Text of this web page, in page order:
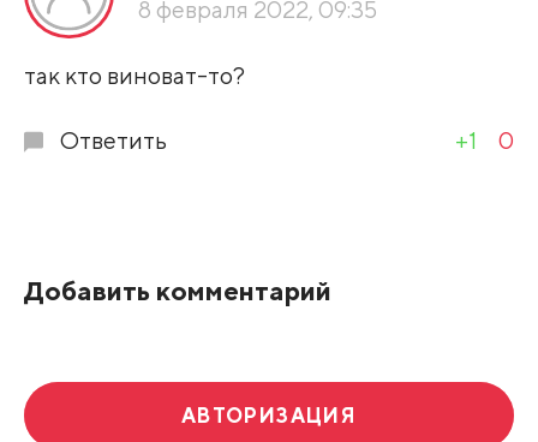
Развернуть все
8 февраля 2022, 09:35
так кто виноват-то?
Ответить +1 0
Добавить комментарий
АВТОРИЗАЦИЯ